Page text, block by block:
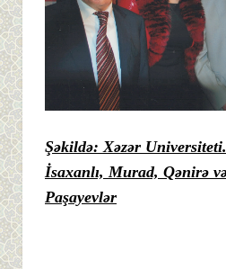
Şəkildə: Xəzər
İsaxanlı, Murad, Qənirə
Paşayevlər